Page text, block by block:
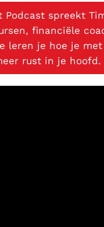
Podcast spreekt
financiële
leren je hoe je
rust in je hoofd.